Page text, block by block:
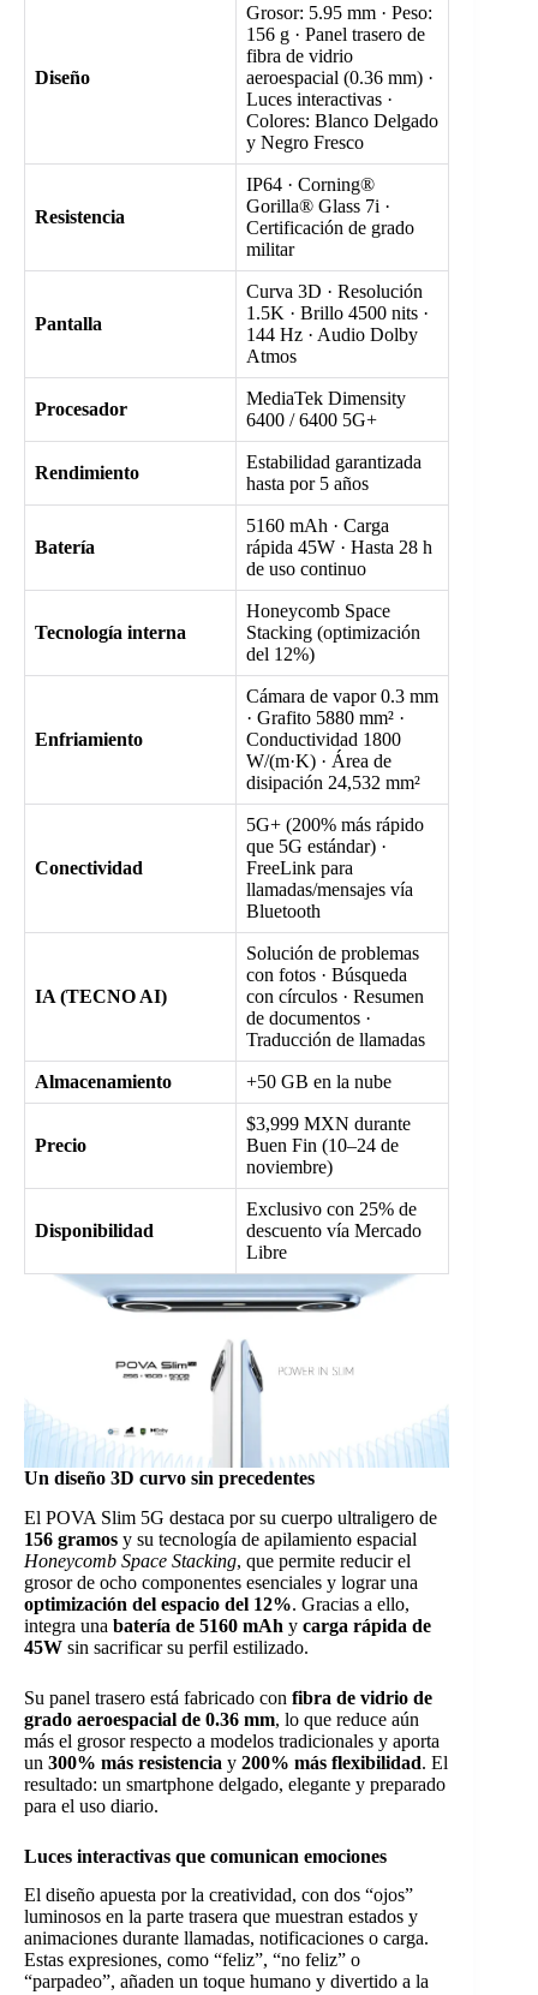
Diseño
Grosor: 5.95 mm · Peso:
156 g · Panel trasero de
fibra de vidrio
aeroespacial (0.36 mm) ·
Luces interactivas ·
Colores: Blanco Delgado
y Negro Fresco
Resistencia
IP64 · Corning®
Gorilla® Glass 7i ·
Certificación de grado
militar
Pantalla
Curva 3D · Resolución
1.5K · Brillo 4500 nits ·
144 Hz · Audio Dolby
Atmos
Procesador
MediaTek Dimensity
6400 / 6400 5G+
Rendimiento
Estabilidad garantizada
hasta por 5 años
Batería
5160 mAh · Carga
rápida 45W · Hasta 28 h
de uso continuo
Tecnología interna
Honeycomb Space
Stacking (optimización
del 12%)
Enfriamiento
Cámara de vapor 0.3 mm
· Grafito 5880 mm² ·
Conductividad 1800
W/(m·K) · Área de
disipación 24,532 mm²
Conectividad
5G+ (200% más rápido
que 5G estándar) ·
FreeLink para
llamadas/mensajes vía
Bluetooth
IA (TECNO AI)
Solución de problemas
con fotos · Búsqueda
con círculos · Resumen
de documentos ·
Traducción de llamadas
Almacenamiento +50 GB en la nube
Precio
$3,999 MXN durante
Buen Fin (10–24 de
noviembre)
Disponibilidad
Exclusivo con 25% de
descuento vía Mercado
Libre
Un diseño 3D curvo sin precedentes
El POVA Slim 5G destaca por su cuerpo ultraligero de
156 gramos y su tecnología de apilamiento espacial
Honeycomb Space Stacking, que permite reducir el
grosor de ocho componentes esenciales y lograr una
optimización del espacio del 12%. Gracias a ello,
integra una batería de 5160 mAh y carga rápida de
45W sin sacrificar su perfil estilizado.
Su panel trasero está fabricado con fibra de vidrio de
grado aeroespacial de 0.36 mm, lo que reduce aún
más el grosor respecto a modelos tradicionales y aporta
un 300% más resistencia y 200% más flexibilidad. El
resultado: un smartphone delgado, elegante y preparado
para el uso diario.
Luces interactivas que comunican emociones
El diseño apuesta por la creatividad, con dos “ojos”
luminosos en la parte trasera que muestran estados y
animaciones durante llamadas, notificaciones o carga.
Estas expresiones, como “feliz”, “no feliz” o
“parpadeo”, añaden un toque humano y divertido a la